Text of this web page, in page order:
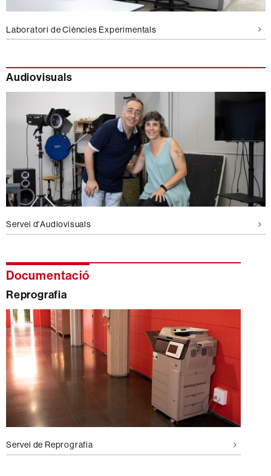
Laboratori de Ciències Experimentals
Audiovisuals
Servei d'Audiovisuals
Documentació
Reprografia
Servei de Reprografia